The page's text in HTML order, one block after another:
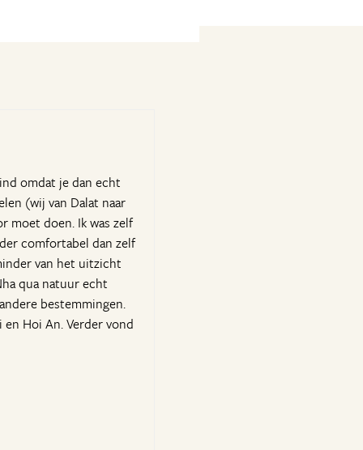
omdat je dan echt
(wij van Dalat naar
moet doen. Ik was zelf
comfortabel dan zelf
van het uitzicht
qua natuur echt
bestemmingen.
en Hoi An. Verder vond